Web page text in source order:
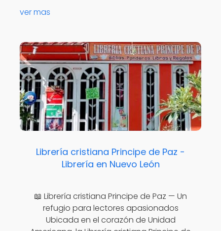
ver mas
Librería cristiana Principe de Paz -
Librería en Nuevo León
📖 Librería cristiana Principe de Paz — Un
refugio para lectores apasionados
Ubicada en el corazón de Unidad